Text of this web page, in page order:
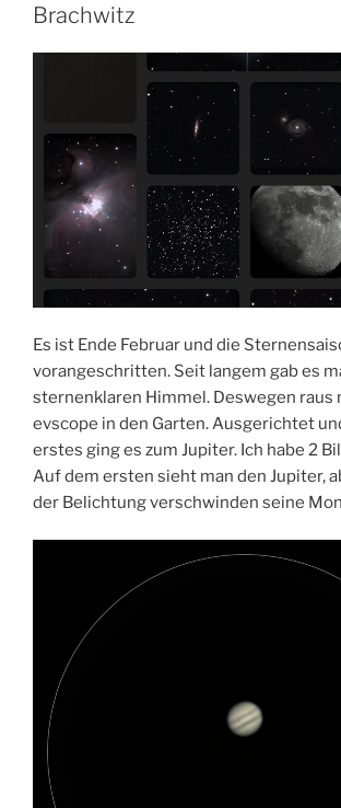
Brachwitz
Es ist Ende Februar und die
vorangeschritten. Seit langem gab es
sternenklaren Himmel. Deswegen raus
evscope in den Garten. Ausgerichtet
erstes ging es zum Jupiter. Ich habe 2
Auf dem ersten sieht man den Jupiter,
der Belichtung verschwinden seine